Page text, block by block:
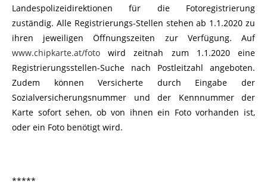
Landespolizeidirektionen für die Fotoregistrierung
zuständig. Alle Registrierungs-Stellen stehen ab 1.1.2020 zu
ihren jeweiligen Öffnungszeiten zur Verfügung. Auf
www.chipkarte.at/foto wird zeitnah zum 1.1.2020 eine
Registrierungsstellen-Suche nach Postleitzahl angeboten.
Zudem können Versicherte durch Eingabe der
Sozialversicherungsnummer und der Kennnummer der
Karte sofort sehen, ob von ihnen ein Foto vorhanden ist,
oder ein Foto benötigt wird.
*****